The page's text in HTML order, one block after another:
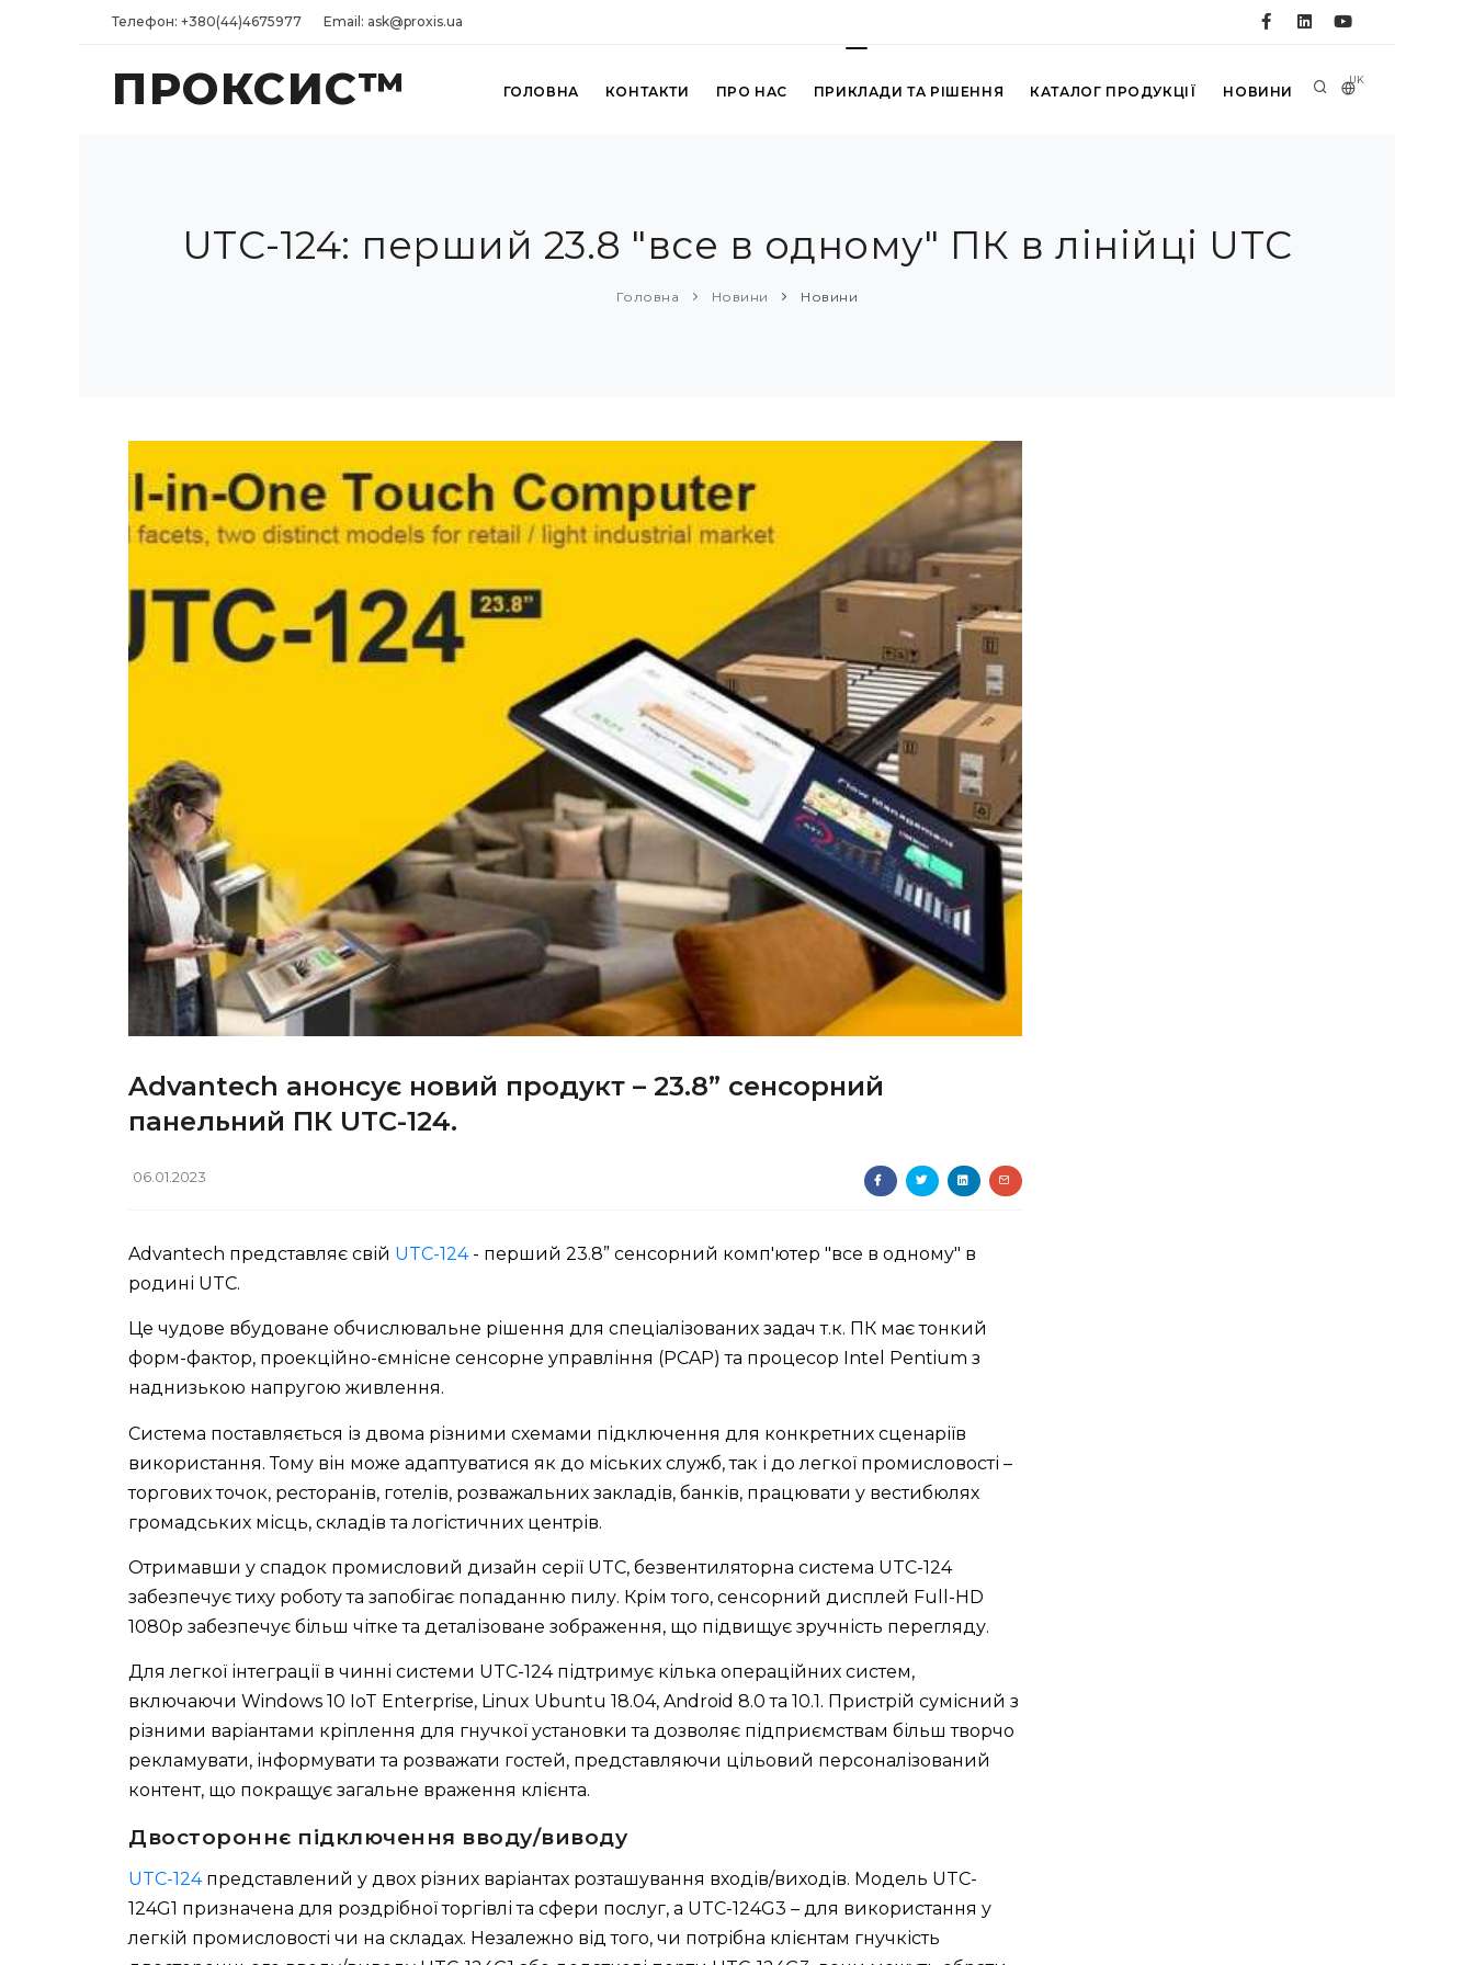
Телефон: +380(44)4675977 Email: ask@proxis.ua
ПРОКСИС™ UK
ГОЛОВНА КОНТАКТИ ПРО НАС ПРИКЛАДИ ТА РІШЕННЯ КАТАЛОГ ПРОДУКЦІЇ НОВИНИ
UTC-124: перший 23.8 "все в одному" ПК в лінійці UTC
Головна Новини Новини
Advantech анонсує новий продукт – 23.8” сенсорний
панельний ПК UTC-124.
06.01.2023
Advantech представляє свій UTC-124- перший 23.8” сенсорний комп'ютер "все в одному" в
родині UTC.
Це чудове вбудоване обчислювальне рішення для спеціалізованих задач т.к. ПК має тонкий
форм-фактор, проекційно-ємнісне сенсорне управління (PCAP) та процесор Intel Pentium з
наднизькою напругою живлення.
Система поставляється із двома різними схемами підключення для конкретних сценаріїв
використання. Тому він може адаптуватися як до міських служб, так і до легкої промисловості –
торгових точок, ресторанів, готелів, розважальних закладів, банків, працювати у вестибюлях
громадських місць, складів та логістичних центрів.
Отримавши у спадок промисловий дизайн серії UTC, безвентиляторна система UTC-124
забезпечує тиху роботу та запобігає попаданню пилу. Крім того, сенсорний дисплей Full-HD
1080p забезпечує більш чітке та деталізоване зображення, що підвищує зручність перегляду.
Для легкої інтеграції в чинні системи UTC-124 підтримує кілька операційних систем,
включаючи Windows 10 IoT Enterprise, Linux Ubuntu 18.04, Android 8.0 та 10.1. Пристрій сумісний з
різними варіантами кріплення для гнучкої установки та дозволяє підприємствам більш творчо
рекламувати, інформувати та розважати гостей, представляючи цільовий персоналізований
контент, що покращує загальне враження клієнта.
Двостороннє підключення вводу/виводу
UTC-124представлений у двох різних варіантах розташування входів/виходів. Модель UTC-
124G1 призначена для роздрібної торгівлі та сфери послуг, а UTC-124G3 – для використання у
легкій промисловості чи на складах. Незалежно від того, чи потрібна клієнтам гнучкість